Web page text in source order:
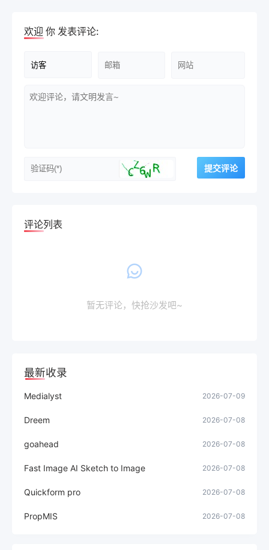
欢迎 你 发表评论:
评论列表
暂无评论，快抢沙发吧~
最新收录
Medialyst 2026-07-09
Dreem 2026-07-08
goahead 2026-07-08
Fast Image AI Sketch to Image 2026-07-08
Quickform pro 2026-07-08
PropMIS 2026-07-08